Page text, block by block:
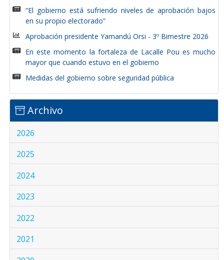
“El gobierno está sufriendo niveles de aprobación bajos
en su propio electorado”
Aprobación presidente Yamandú Orsi - 3º Bimestre 2026
En este momento la fortaleza de Lacalle Pou es mucho
mayor que cuando estuvo en el gobierno
Medidas del gobierno sobre seguridad pública
Archivo
2026
2025
2024
2023
2022
2021